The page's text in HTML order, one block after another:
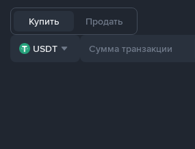
Купить Продать
USDT